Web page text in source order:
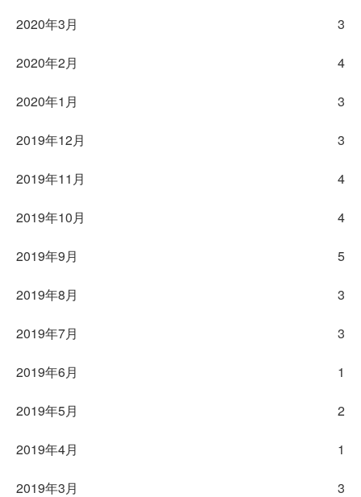
2020年3月 3
2020年2月 4
2020年1月 3
2019年12月 3
2019年11月 4
2019年10月 4
2019年9月 5
2019年8月 3
2019年7月 3
2019年6月 1
2019年5月 2
2019年4月 1
2019年3月 3